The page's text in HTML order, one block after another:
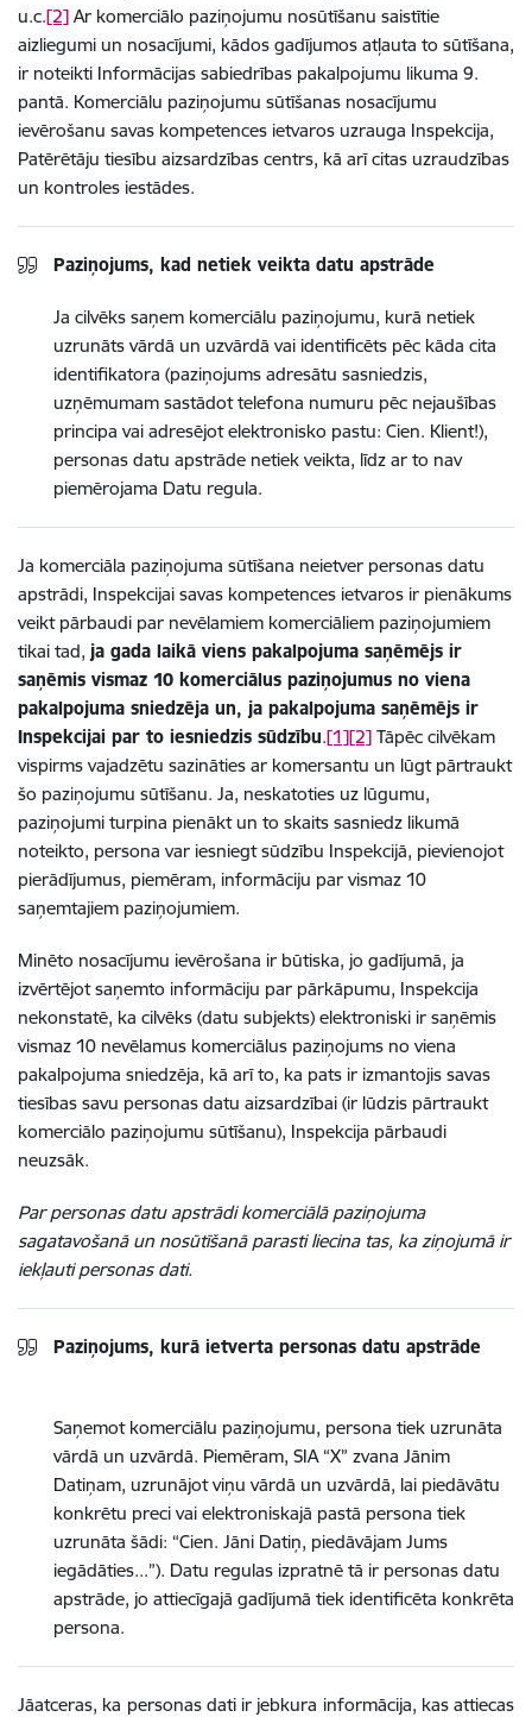
u.c.[2] Ar komerciālo paziņojumu nosūtīšanu saistītie
aizliegumi un nosacījumi, kādos gadījumos atļauta to sūtīšana,
ir noteikti Informācijas sabiedrības pakalpojumu likuma 9.
pantā. Komerciālu paziņojumu sūtīšanas nosacījumu
ievērošanu savas kompetences ietvaros uzrauga Inspekcija,
Patērētāju tiesību aizsardzības centrs, kā arī citas uzraudzības
un kontroles iestādes.
Paziņojums, kad netiek veikta datu apstrāde
Ja cilvēks saņem komerciālu paziņojumu, kurā netiek
uzrunāts vārdā un uzvārdā vai identificēts pēc kāda cita
identifikatora (paziņojums adresātu sasniedzis,
uzņēmumam sastādot telefona numuru pēc nejaušības
principa vai adresējot elektronisko pastu: Cien. Klient!),
personas datu apstrāde netiek veikta, līdz ar to nav
piemērojama Datu regula.
Ja komerciāla paziņojuma sūtīšana neietver personas datu
apstrādi, Inspekcijai savas kompetences ietvaros ir pienākums
veikt pārbaudi par nevēlamiem komerciāliem paziņojumiem
tikai tad, ja gada laikā viens pakalpojuma saņēmējs ir
saņēmis vismaz 10 komerciālus paziņojumus no viena
pakalpojuma sniedzēja un, ja pakalpojuma saņēmējs ir
Inspekcijai par to iesniedzis sūdzību.[1][2] Tāpēc cilvēkam
vispirms vajadzētu sazināties ar komersantu un lūgt pārtraukt
šo paziņojumu sūtīšanu. Ja, neskatoties uz lūgumu,
paziņojumi turpina pienākt un to skaits sasniedz likumā
noteikto, persona var iesniegt sūdzību Inspekcijā, pievienojot
pierādījumus, piemēram, informāciju par vismaz 10
saņemtajiem paziņojumiem.
Minēto nosacījumu ievērošana ir būtiska, jo gadījumā, ja
izvērtējot saņemto informāciju par pārkāpumu, Inspekcija
nekonstatē, ka cilvēks (datu subjekts) elektroniski ir saņēmis
vismaz 10 nevēlamus komerciālus paziņojums no viena
pakalpojuma sniedzēja, kā arī to, ka pats ir izmantojis savas
tiesības savu personas datu aizsardzībai (ir lūdzis pārtraukt
komerciālo paziņojumu sūtīšanu), Inspekcija pārbaudi
neuzsāk.
Par personas datu apstrādi komerciālā paziņojuma
sagatavošanā un nosūtīšanā parasti liecina tas, ka ziņojumā ir
iekļauti personas dati.
Paziņojums, kurā ietverta personas datu apstrāde
Saņemot komerciālu paziņojumu, persona tiek uzrunāta
vārdā un uzvārdā. Piemēram, SIA “X” zvana Jānim
Datiņam, uzrunājot viņu vārdā un uzvārdā, lai piedāvātu
konkrētu preci vai elektroniskajā pastā persona tiek
uzrunāta šādi: “Cien. Jāni Datiņ, piedāvājam Jums
iegādāties...”). Datu regulas izpratnē tā ir personas datu
apstrāde, jo attiecīgajā gadījumā tiek identificēta konkrēta
persona.
Jāatceras, ka personas dati ir jebkura informācija, kas attiecas